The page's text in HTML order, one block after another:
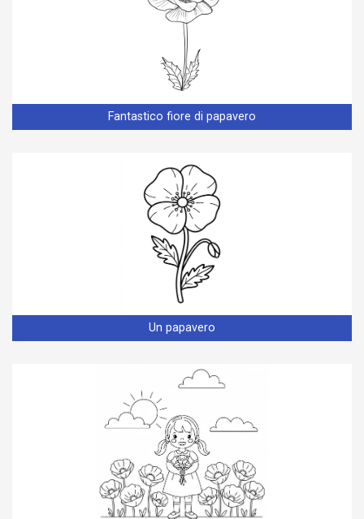
Fantastico fiore di papavero
Un papavero